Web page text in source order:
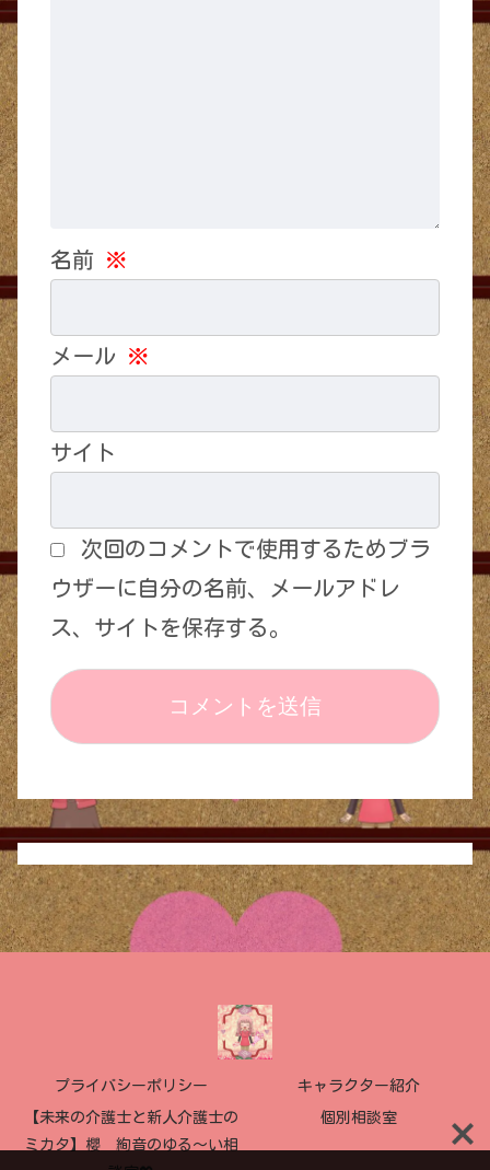
名前 ※
メール ※
サイト
次回のコメントで使用するためブラ
ウザーに自分の名前、メールアドレ
ス、サイトを保存する。
プライバシーポリシー キャラクター紹介
【未来の介護士と新人介護士の
ミカタ】櫻 絢音のゆる〜い相
個別相談室